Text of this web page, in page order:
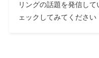
リングの話題を発信し
ェックしてみてください